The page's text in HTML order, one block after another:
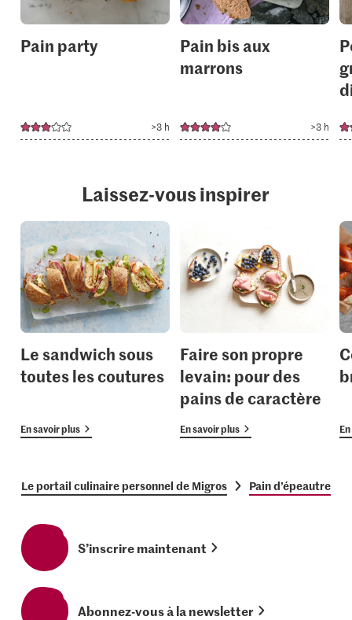
Pain party
>3 h
Pain bis aux
marrons
>3 h
Laissez-vous inspirer
Le sandwich sous
toutes les coutures
En savoir plus
Faire son propre
levain: pour des
pains de caractère
En savoir plus
Le portail culinaire personnel de Migros Pain d’épeautre
S’inscrire maintenant
Abonnez-vous à la newsletter